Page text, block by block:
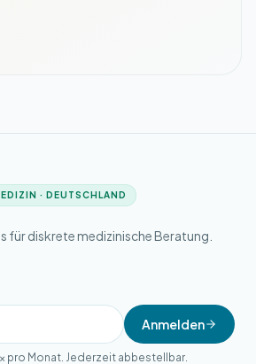
· DEUTSCHLAND
für diskrete medizinische Beratung.
Anmelden
pro Monat. Jederzeit abbestellbar.